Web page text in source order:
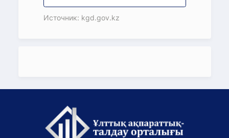
Источник: kgd.gov.kz